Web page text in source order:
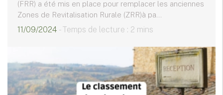
(FRR) a été mis en place pour remplacer les anciennes
Zones de Revitalisation Rurale (ZRR)à pa...
11/09/2024 - Temps de lecture : 2 mins